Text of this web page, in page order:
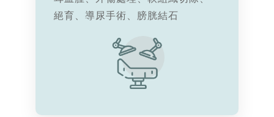
絕育、導尿手術、膀胱結石